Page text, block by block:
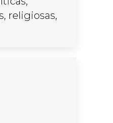
religiosas,